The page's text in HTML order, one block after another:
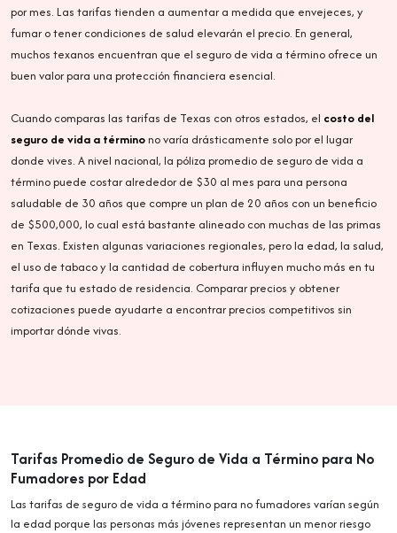
por mes. Las tarifas tienden a aumentar a medida que envejeces, y
fumar o tener condiciones de salud elevarán el precio. En general,
muchos texanos encuentran que el seguro de vida a término ofrece un
buen valor para una protección financiera esencial.
Cuando comparas las tarifas de Texas con otros estados, el costo del
seguro de vida a términono varía drásticamente solo por el lugar
donde vives. A nivel nacional, la póliza promedio de seguro de vida a
término puede costar alrededor de $30 al mes para una persona
saludable de 30 años que compre un plan de 20 años con un beneficio
de $500,000, lo cual está bastante alineado con muchas de las primas
en Texas. Existen algunas variaciones regionales, pero la edad, la salud,
el uso de tabaco y la cantidad de cobertura influyen mucho más en tu
tarifa que tu estado de residencia. Comparar precios y obtener
cotizaciones puede ayudarte a encontrar precios competitivos sin
importar dónde vivas.
Tarifas Promedio de Seguro de Vida a Término para No
Fumadores por Edad
Las tarifas de seguro de vida a término para no fumadores varían según
la edad porque las personas más jóvenes representan un menor riesgo